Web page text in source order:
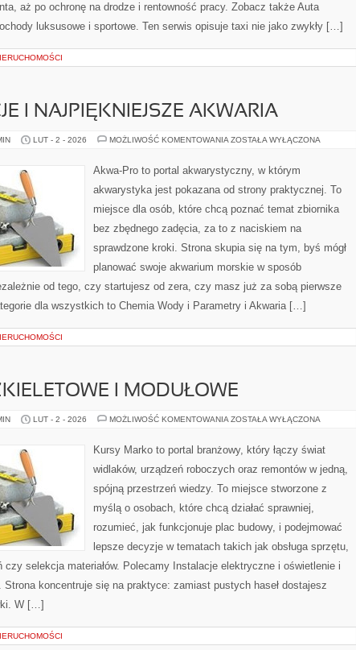
aż po ochronę na drodze i rentowność pracy. Zobacz także Auta
luksusowe i sportowe. Ten serwis opisuje taxi nie jako zwykły […]
I NAJPIĘKNIEJSZE AKWARIA
LUT - 2 - 2026 MOŻLIWOŚĆ KOMENTOWANIA INSPIRACJE
ZOSTAŁA WYŁĄCZONA
Akwa-Pro to portal akwarystyczny, w którym
akwarystyka jest pokazana od strony praktycznej. To
miejsce dla osób, które chcą poznać temat zbiornika
bez zbędnego zadęcia, za to z naciskiem na
sprawdzone kroki. Strona skupia się na tym, byś mógł
planować swoje akwarium morskie w sposób
od tego, czy startujesz od zera, czy masz już za sobą pierwsze
dla wszystkich to Chemia Wody i Parametry i Akwaria […]
I MODUŁOWE
LUT - 2 - 2026 MOŻLIWOŚĆ KOMENTOWANIA DOMY
MODUŁOWE
ZOSTAŁA WYŁĄCZONA
Kursy Marko to portal branżowy, który łączy świat
widlaków, urządzeń roboczych oraz remontów w jedną,
spójną przestrzeń wiedzy. To miejsce stworzone z
myślą o osobach, które chcą działać sprawniej,
rozumieć, jak funkcjonuje plac budowy, i podejmować
lepsze decyzje w tematach takich jak obsługa sprzętu,
czy selekcja materiałów. Polecamy Instalacje elektryczne i oświetlenie i
koncentruje się na praktyce: zamiast pustych haseł dostajesz
W […]